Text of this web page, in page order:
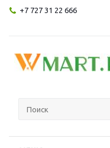
+7 727 31 22 666